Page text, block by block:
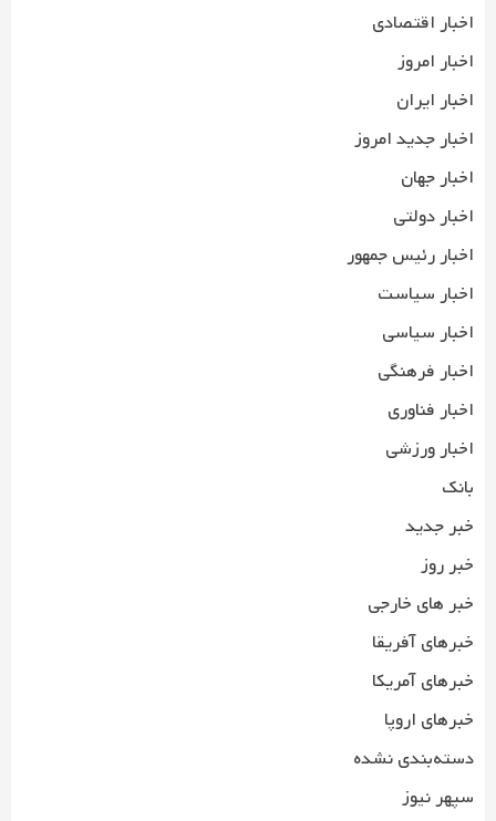
اخبار اقتصادی
اخبار امروز
اخبار ایران
اخبار جدید امروز
اخبار جهان
اخبار دولتی
اخبار رئیس جمهور
اخبار سیاست
اخبار سیاسی
اخبار فرهنگی
اخبار فناوری
اخبار ورزشی
بانک
خبر جدید
خبر روز
خبر های خارجی
خبرهای آفریقا
خبرهای آمریکا
خبرهای اروپا
دسته‌بندی نشده
سپهر نیوز